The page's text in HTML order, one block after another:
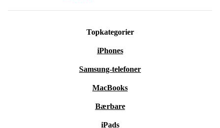
Topkategorier
iPhones
Samsung-telefoner
MacBooks
Bærbare
iPads